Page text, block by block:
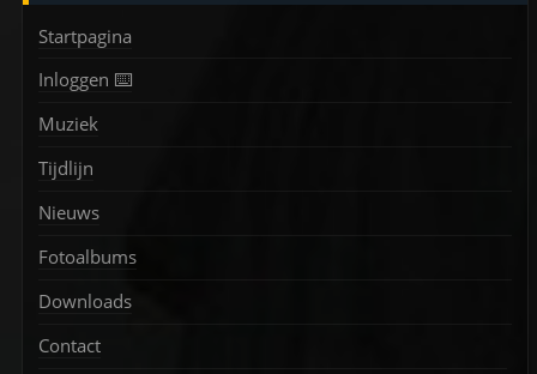
Startpagina
Inloggen ⌨️
Muziek
Tijdlijn
Nieuws
Fotoalbums
Downloads
Contact